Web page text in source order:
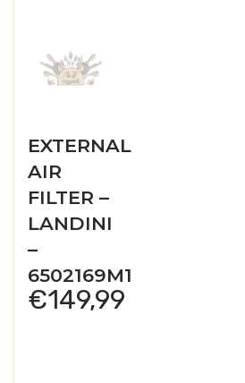
EXTERNAL
AIR
FILTER –
LANDINI
–
6502169M1
€149,99